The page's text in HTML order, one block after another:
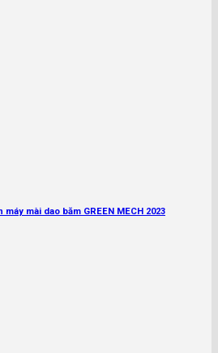
mài dao băm GREEN MECH 2023